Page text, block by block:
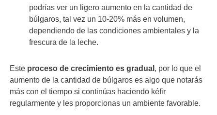
podrías ver un ligero aumento en la cantidad de
búlgaros, tal vez un 10-20% más en volumen,
dependiendo de las condiciones ambientales y la
frescura de la leche.
Este proceso de crecimiento es gradual , por lo que el
aumento de la cantidad de búlgaros es algo que notarás
más con el tiempo si continúas haciendo kéfir
regularmente y les proporcionas un ambiente favorable.